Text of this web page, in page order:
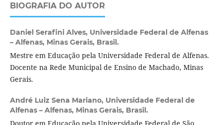
BIOGRAFIA DO AUTOR
Daniel Serafini Alves, Universidade Federal de Alfenas
– Alfenas, Minas Gerais, Brasil.
Mestre em Educação pela Universidade Federal de Alfenas.
Docente na Rede Municipal de Ensino de Machado, Minas
Gerais.
André Luiz Sena Mariano, Universidade Federal de
Alfenas – Alfenas, Minas Gerais, Brasil.
Doutor em Educação pela Universidade Federal de São